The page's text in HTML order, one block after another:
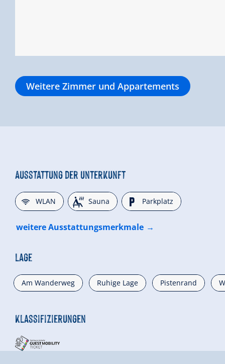
Weitere Zimmer und Appartements
Ausstattung der Unterkunft
🜉WLAN 🗔Sauna 🐈Parkplatz
weitere Ausstattungsmerkmale
Lage
Am Wanderweg Ruhige Lage Pistenrand
Klassifizierungen